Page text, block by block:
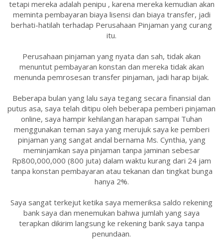
tetapi mereka adalah penipu , karena mereka kemudian akan
meminta pembayaran biaya lisensi dan biaya transfer, jadi
berhati-hatilah terhadap Perusahaan Pinjaman yang curang
itu.
Perusahaan pinjaman yang nyata dan sah, tidak akan
menuntut pembayaran konstan dan mereka tidak akan
menunda pemrosesan transfer pinjaman, jadi harap bijak.
Beberapa bulan yang lalu saya tegang secara finansial dan
putus asa, saya telah ditipu oleh beberapa pemberi pinjaman
online, saya hampir kehilangan harapan sampai Tuhan
menggunakan teman saya yang merujuk saya ke pemberi
pinjaman yang sangat andal bernama Ms. Cynthia, yang
meminjamkan saya pinjaman tanpa jaminan sebesar
Rp800,000,000 (800 juta) dalam waktu kurang dari 24 jam
tanpa konstan pembayaran atau tekanan dan tingkat bunga
hanya 2%.
Saya sangat terkejut ketika saya memeriksa saldo rekening
bank saya dan menemukan bahwa jumlah yang saya
terapkan dikirim langsung ke rekening bank saya tanpa
penundaan.